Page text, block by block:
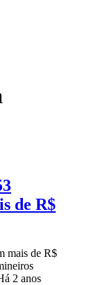
de R$
mais de R$
2 anos